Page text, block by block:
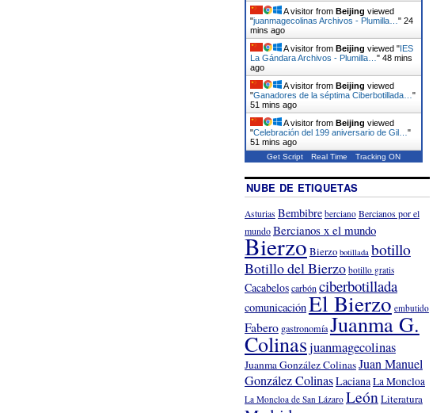
A visitor from Beijing viewed
"juanmagecolinas Archivos - Plumilla… " 24
mins ago
A visitor from Beijing viewed "IES
La Gándara Archivos - Plumilla… " 48 mins
ago
A visitor from Beijing viewed
"Ganadores de la séptima Ciberbotillada… "
51 mins ago
A visitor from Beijing viewed
"Celebración del 199 aniversario de Gil… "
51 mins ago
Get Script Real Time Tracking ON
NUBE DE ETIQUETAS
Asturias Bembibre berciano Bercianos por el
mundoBercianos x el mundo
BierzoBierzo botillada botillo
Botillo del Bierzo botillo gratis
Cacabeloscarbón ciberbotillada
comunicaciónEl Bierzo embutido
Fabero gastronomíaJuanma G.
Colinasjuanmagecolinas
Juanma González ColinasJuan Manuel
González ColinasLacianaLa Moncloa
La Moncloa de San Lázaro LeónLiteratura